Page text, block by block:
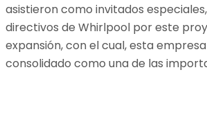
asistieron como invitados
directivos de Whirlpool por este
expansión, con el cual, esta
consolidado como una de las